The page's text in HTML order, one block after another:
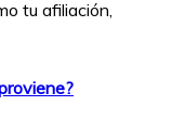
tu afiliación,